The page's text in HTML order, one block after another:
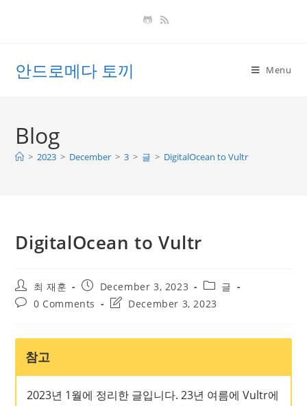
안드로메다 토끼 Menu
Blog
> 2023 > December > 3 > 글 > DigitalOcean to Vultr
DigitalOcean to Vultr
Post
author:
최 재훈
Post
published:
December 3, 2023
Post
category:
글
Post0 Comments
PostDecember 3, 2023
참고
2023년 1월에 정리한 글입니다. 23년 여름에 Vultr에